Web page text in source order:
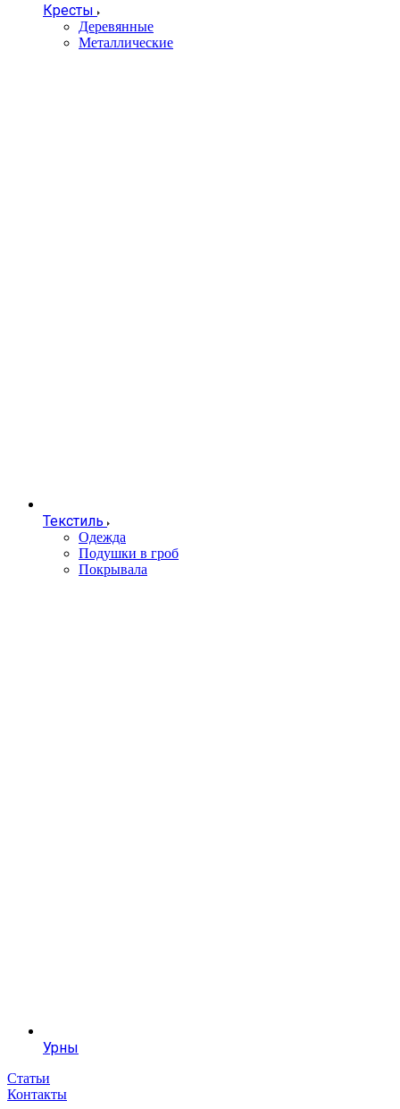
Кресты
Деревянные
Металлические
Текстиль
Одежда
Подушки в гроб
Покрывала
Урны
Статьи
Контакты